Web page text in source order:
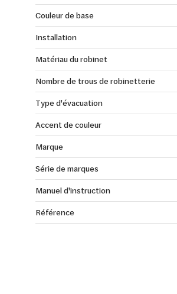
Couleur de base
Installation
Matériau du robinet
Nombre de trous de robinetterie
Type d'évacuation
Accent de couleur
Marque
Série de marques
Manuel d'instruction
Référence